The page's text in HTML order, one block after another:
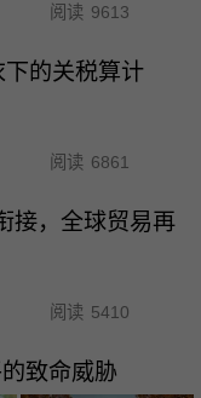
阅读 9613
下的关税算计
阅读 6861
接，全球贸易再
阅读 5410
致命威胁